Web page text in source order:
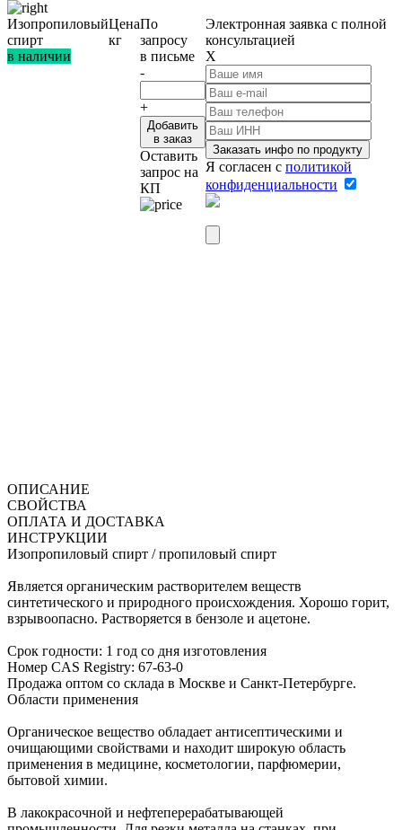
Изопропиловый
спирт
в наличии
Цена
кг
По
запросу
в письме
-
+
Добавить
в заказ
Оставить
запрос на
КП
Электронная заявка с полной
консультацией
X
Я согласен c политикой
конфиденциальности
ОПИСАНИЕ
СВОЙСТВА
ОПЛАТА И ДОСТАВКА
ИНСТРУКЦИИ
Изопропиловый спирт / пропиловый спирт
Является органическим растворителем веществ
синтетического и природного происхождения. Хорошо горит,
взрывоопасно. Растворяется в бензоле и ацетоне.
Срок годности: 1 год со дня изготовления
Номер CAS Registry: 67-63-0
Продажа оптом со склада в Москве и Санкт-Петербурге.
Области применения
Органическое вещество обладает антисептическими и
очищающими свойствами и находит широкую область
применения в медицине, косметологии, парфюмерии,
бытовой химии.
В лакокрасочной и нефтеперерабатывающей